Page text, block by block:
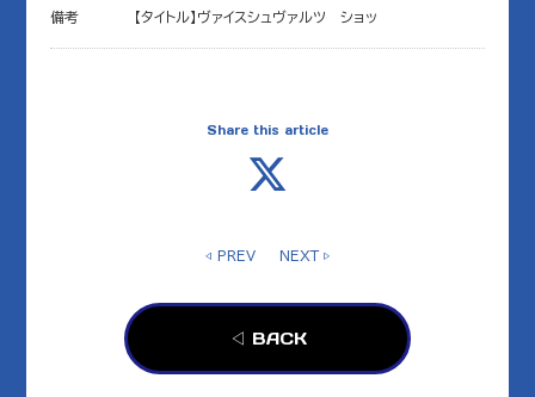
備考 【タイトル】ヴァイスシュヴァルツ ショッ
Share this article
◁ PREV NEXT ▷
◁ BACK